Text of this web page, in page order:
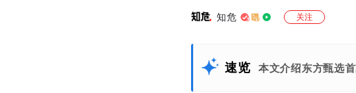
知危 关注
速览 本文介绍东方甄选